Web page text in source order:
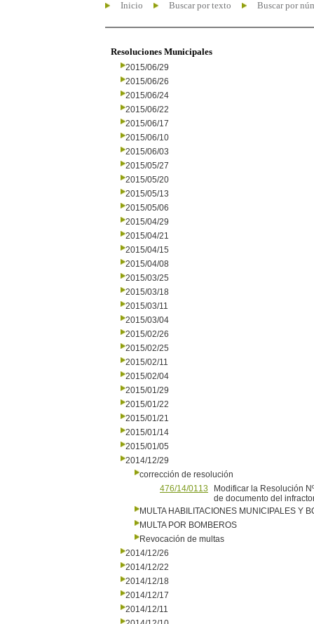
Inicio Buscar por texto Buscar por
Resoluciones Municipales
2015/06/29
2015/06/26
2015/06/24
2015/06/22
2015/06/17
2015/06/10
2015/06/03
2015/05/27
2015/05/20
2015/05/13
2015/05/06
2015/04/29
2015/04/21
2015/04/15
2015/04/08
2015/03/25
2015/03/18
2015/03/11
2015/03/04
2015/02/26
2015/02/25
2015/02/11
2015/02/04
2015/01/29
2015/01/22
2015/01/21
2015/01/14
2015/01/05
2014/12/29
corrección de resolución
476/14/0113
Modificar la Resolución
de documento del
MULTA HABILITACIONES MUNICIPALES Y
MULTA POR BOMBEROS
Revocación de multas
2014/12/26
2014/12/22
2014/12/18
2014/12/17
2014/12/11